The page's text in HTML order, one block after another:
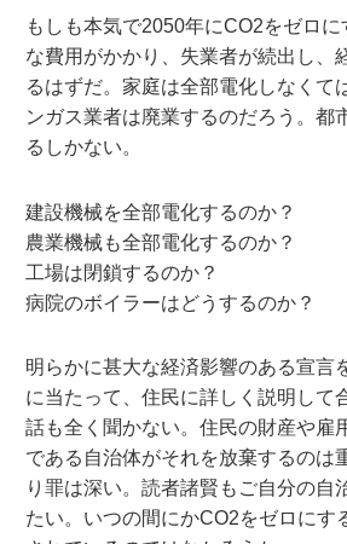
もしも本気で2050年にCO2をゼロ
な費用がかかり、失業者が続出し、
るはずだ。家庭は全部電化しなくて
ンガス業者は廃業するのだろう。都
るしかない。
建設機械を全部電化するのか？
農業機械も全部電化するのか？
工場は閉鎖するのか？
病院のボイラーはどうするのか？
明らかに甚大な経済影響のある宣言
に当たって、住民に詳しく説明して
話も全く聞かない。住民の財産や雇
である自治体がそれを放棄するのは
り罪は深い。読者諸賢もご自分の自
たい。いつの間にかCO2をゼロにす